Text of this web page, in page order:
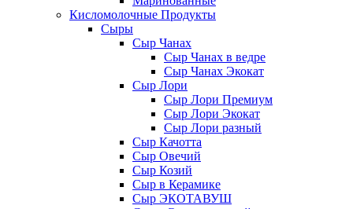
Кисломолочные Продукты
Сыры
Сыр Чанах
Сыр Чанах в ведре
Сыр Чанах Экокат
Сыр Лори
Сыр Лори Премиум
Сыр Лори Экокат
Сыр Лори разный
Сыр Качотта
Сыр Овечий
Сыр Козий
Сыр в Керамике
Сыр ЭКОТАВУШ